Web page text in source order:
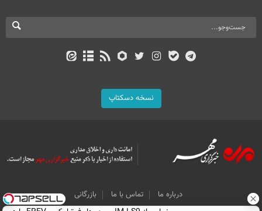
نسخه دسکتاپ
درباره ما تماس با ما
بازرگانی